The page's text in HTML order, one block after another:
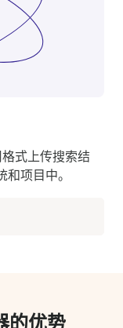
式上传搜索结
项目中。